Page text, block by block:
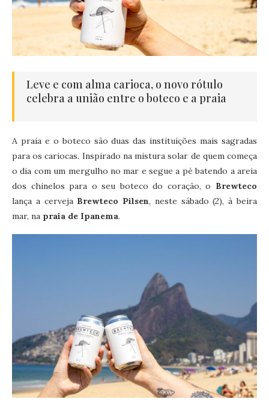
Leve e com alma carioca, o novo rótulo
celebra a união entre o boteco e a praia
A praia e o boteco são duas das instituições mais sagradas
para os cariocas. Inspirado na mistura solar de quem começa
o dia com um mergulho no mar e segue a pé batendo a areia
dos chinelos para o seu boteco do coração, o Brewteco
lança a cerveja Brewteco Pilsen, neste sábado (2), à beira
mar, na praia de Ipanema.